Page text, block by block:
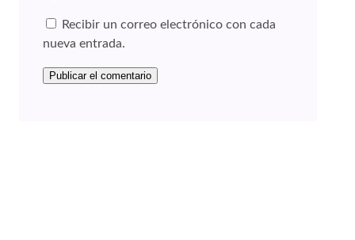
Recibir un correo electrónico con cada
nueva entrada.